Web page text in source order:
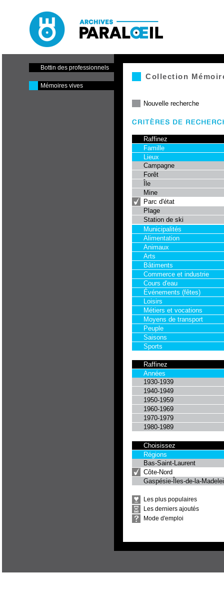
Paraloeil - Cinéma et centre
de production
Bottin des professionnels
Mémoires vives
Collection
Nouvelle recherche
Raffinez
Famille
Lieux
Campagne
Forêt
Île
Mine
Parc d'état
Plage
Station de ski
Municipalités
Alimentation
Animaux
Arts
Bâtiments
Commerce et industrie
Cours d'eau
Événements (fêtes)
Loisirs
Métiers et vocations
Moyens de transport
Peuple
Saisons
Sports
Raffinez
Années
1930-1939
1940-1949
1950-1959
1960-1969
1970-1979
1980-1989
Choisissez
Régions
Bas-Saint-Laurent
Côte-Nord
Gaspésie-Îles-de-la-
Les plus populaires
Les derniers ajoutés
Mode d'emploi